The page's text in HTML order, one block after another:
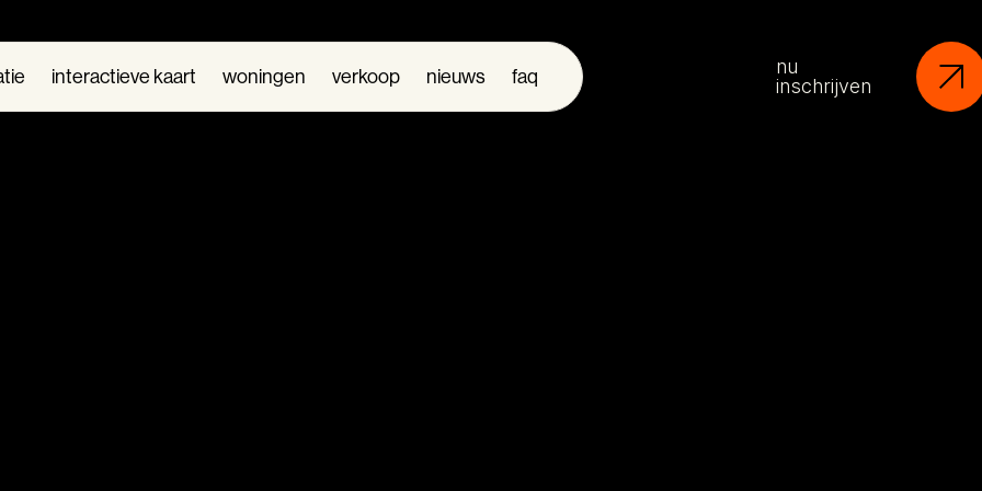
interactieve kaart woningen verkoop nieuws faq
nu
inschrijven